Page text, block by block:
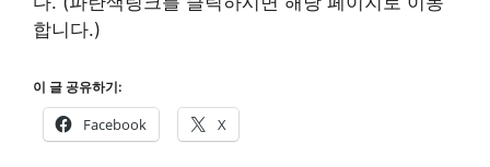
합니다.)
이 글 공유하기:
Facebook X